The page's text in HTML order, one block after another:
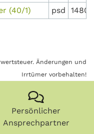
(40/1)
psd
Änderungen und
Irrtümer vorbehalten!
Persönlicher
Ansprechpartner